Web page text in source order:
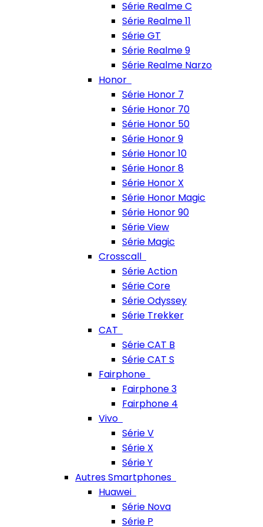
Série Realme C
Série Realme 11
Série GT
Série Realme 9
Série Realme Narzo
Honor
Série Honor 7
Série Honor 70
Série Honor 50
Série Honor 9
Série Honor 10
Série Honor 8
Série Honor X
Série Honor Magic
Série Honor 90
Série View
Série Magic
Crosscall
Série Action
Série Core
Série Odyssey
Série Trekker
CAT
Série CAT B
Série CAT S
Fairphone
Fairphone 3
Fairphone 4
Vivo
Série V
Série X
Série Y
Autres Smartphones
Huawei
Série Nova
Série P